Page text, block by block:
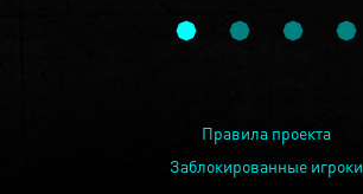
Правила проекта
Заблокированные игроки